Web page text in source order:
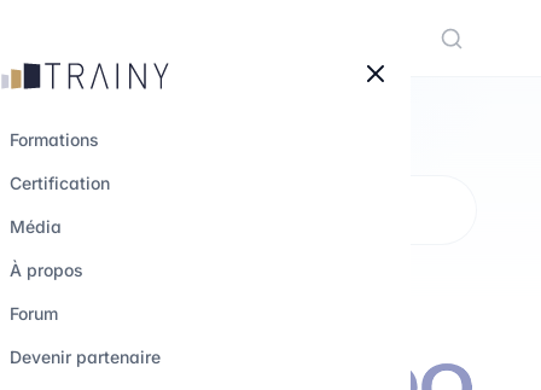
Formations
Certification
Média
À propos
Forum
Devenir partenaire
MÉTHODOLOGIE DE DIAGNOSTIC
Structuration des